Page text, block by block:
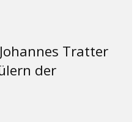
Tratter
der